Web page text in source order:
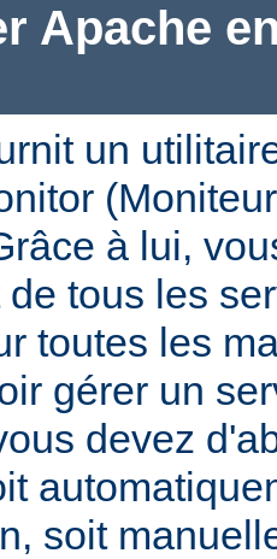
Apache
un
à lui,
tous les
toutes les
gérer un
devez
soit